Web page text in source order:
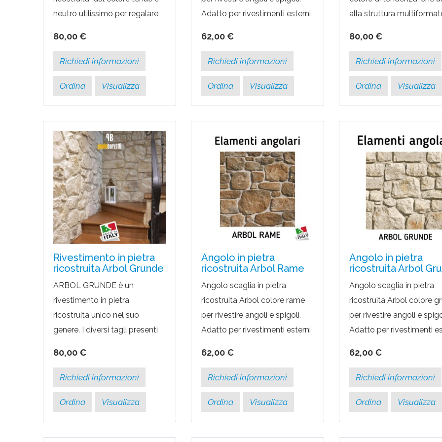
neutro utilissimo per regalare
quale viene posato. Con
questo modello le pareti...
80,00 €
Richiedi informazioni
Ordina Visualizza
Adatto per rivestimenti esterni
CONFEZIONE CON ORDINE
MINIMO 7 PACCHI Confezione
da...
62,00 €
Richiedi informazioni
Ordina Visualizza
alla struttura
questorivestimento. La
tonalità ramata lo rende...
80,00 €
Richiedi informazioni
Ordina Visualizza
Rivestimento in pietra
ricostruita Arbol Grunde
ARBOL GRUNDE è un
rivestimento in pietra
ricostruita unico nel suo
genere. I diversi tagli presenti
piacevole ed elegante effetto
stonalizzato. Il colore...
80,00 €
Richiedi informazioni
Ordina Visualizza
Angolo in pietra
ricostruita Arbol Rame
Angolo scaglia in pietra
ricostruita Arbol colore rame
per rivestire angoli e spigoli.
Adatto per rivestimenti esterni
CONFEZIONE CON ORDINE
MINIMO 3 PACCHIConfezione
da 1...
62,00 €
Richiedi informazioni
Ordina Visualizza
Angolo in pietra
ricostruita Arbol
Angolo scaglia in pietra
ricostruita Arbol colore
per rivestire angoli e
Adatto per rivestimenti
CONFEZIONE CON
MINIMO 3 PACCHI
da...
62,00 €
Richiedi informazioni
Ordina Visualizza